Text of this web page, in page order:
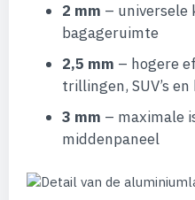
2 mm – universele
bagageruimte
2,5 mm – hogere
trillingen, SUV’s
3 mm – maximale
middenpaneel